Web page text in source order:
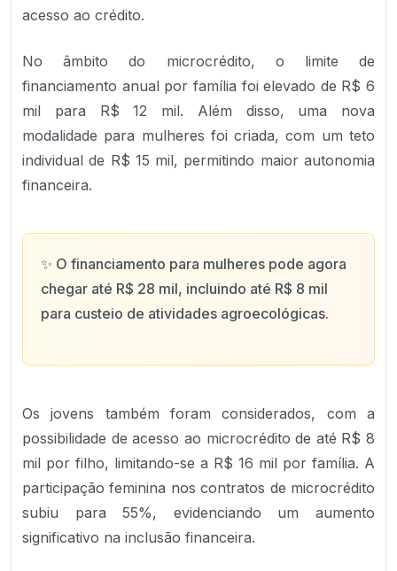
acesso ao crédito.
No âmbito do microcrédito, o limite de
financiamento anual por família foi elevado de R$ 6
mil para R$ 12 mil. Além disso, uma nova
modalidade para mulheres foi criada, com um teto
individual de R$ 15 mil, permitindo maior autonomia
financeira.
✨ O financiamento para mulheres pode agora
chegar até R$ 28 mil, incluindo até R$ 8 mil
para custeio de atividades agroecológicas.
Os jovens também foram considerados, com a
possibilidade de acesso ao microcrédito de até R$ 8
mil por filho, limitando-se a R$ 16 mil por família. A
participação feminina nos contratos de microcrédito
subiu para 55%, evidenciando um aumento
significativo na inclusão financeira.